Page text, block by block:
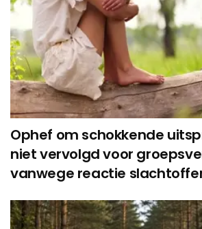
Ophef om schokkende
niet vervolgd voor
vanwege reactie